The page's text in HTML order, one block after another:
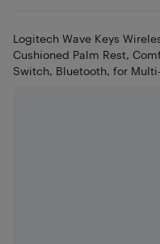
Logitech Wave Keys
Cushioned Palm Rest,
Switch, Bluetooth, for